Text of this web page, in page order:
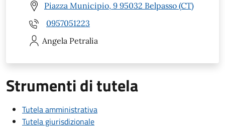
Piazza Municipio, 9 95032 Belpasso (CT)
0957051223
Angela Petralia
Strumenti di tutela
Tutela amministrativa
Tutela giurisdizionale